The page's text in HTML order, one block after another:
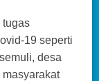
tugas
19 seperti
desa